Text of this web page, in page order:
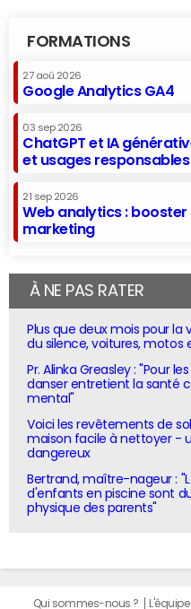
FORMATIONS
27 aoû 2026
Google Analytics GA4
03 sep 2026
ChatGPT et IA
et usages responsables
21 sep 2026
Web analytics :
marketing
À NE PAS RATER
Plus que deux mois pour la
du silence, voitures, motos
Pr. Alinka Greasley : "Pour
danser entretient la santé
mental"
Voici les revêtements de
maison facile à nettoyer -
dangereux
Bertrand, maître-nageur :
d'enfants en piscine sont
physique des parents"
Qui sommes-nous ? L'équipe